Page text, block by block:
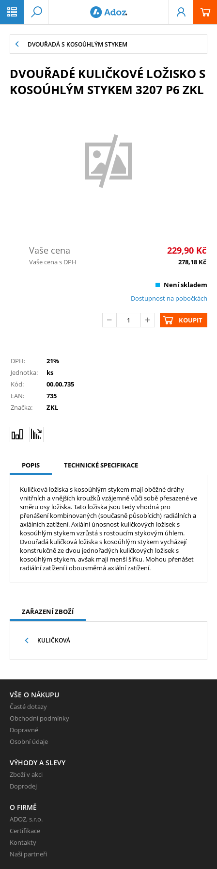
DVOUŘADÁ S KOSOÚHLÝM STYKEM
DVOUŘADÉ KULIČKOVÉ LOŽISKO S
KOSOÚHLÝM STYKEM 3207 P6 ZKL
Vaše cena 229,90 Kč
Vaše cena s DPH 278,18 Kč
Není skladem
Dostupnost na pobočkách
KOUPIT
DPH:
21%
Jednotka:
ks
Kód:
00.00.735
EAN:
735
Značka:
ZKL
POPIS TECHNICKÉ SPECIFIKACE
Kuličková ložiska s kosoúhlým stykem mají oběžné dráhy
vnitřních a vnějších kroužků vzájemně vůči sobě přesazené ve
směru osy ložiska. Tato ložiska jsou tedy vhodná pro
přenášení kombinovaných (současně působících) radiálních a
axiálních zatížení. Axiální únosnost kuličkových ložisek s
kosoúhlým stykem vzrůstá s rostoucím stykovým úhlem.
Dvouřadá kuličková ložiska s kosoúhlým stykem vycházejí
konstrukčně ze dvou jednořadých kuličkových ložisek s
kosoúhlým stykem, avšak mají menší šířku. Mohou přenášet
radiální zatížení i obousměrná axiální zatížení.
ZAŘAZENÍ ZBOŽÍ
KULIČKOVÁ
VŠE O NÁKUPU
Časté dotazy
Obchodní podmínky
Dopravné
Osobní údaje
VÝHODY A SLEVY
Zboží v akci
Doprodej
O FIRMĚ
ADOZ, s.r.o.
Certifikace
Kontakty
Naši partneři